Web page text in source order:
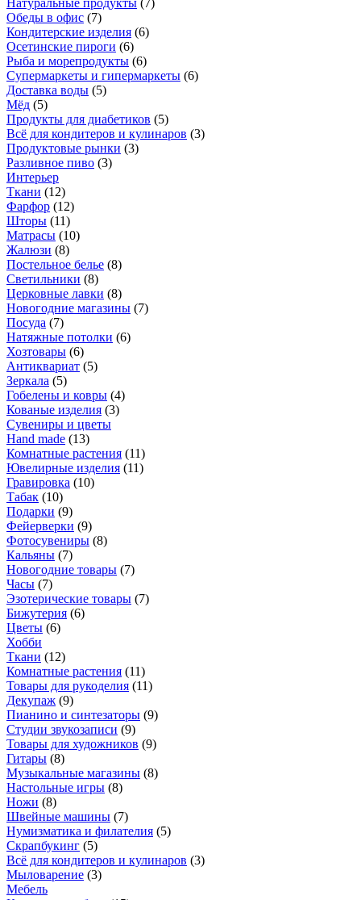
Натуральные продукты (7)
Обеды в офис (7)
Кондитерские изделия (6)
Осетинские пироги (6)
Рыба и морепродукты (6)
Супермаркеты и гипермаркеты (6)
Доставка воды (5)
Мёд (5)
Продукты для диабетиков (5)
Всё для кондитеров и кулинаров (3)
Продуктовые рынки (3)
Разливное пиво (3)
Интерьер
Ткани (12)
Фарфор (12)
Шторы (11)
Матрасы (10)
Жалюзи (8)
Постельное белье (8)
Светильники (8)
Церковные лавки (8)
Новогодние магазины (7)
Посуда (7)
Натяжные потолки (6)
Хозтовары (6)
Антиквариат (5)
Зеркала (5)
Гобелены и ковры (4)
Кованые изделия (3)
Сувениры и цветы
Hand made (13)
Комнатные растения (11)
Ювелирные изделия (11)
Гравировка (10)
Табак (10)
Подарки (9)
Фейерверки (9)
Фотосувениры (8)
Кальяны (7)
Новогодние товары (7)
Часы (7)
Эзотерические товары (7)
Бижутерия (6)
Цветы (6)
Хобби
Ткани (12)
Комнатные растения (11)
Товары для рукоделия (11)
Декупаж (9)
Пианино и синтезаторы (9)
Студии звукозаписи (9)
Товары для художников (9)
Гитары (8)
Музыкальные магазины (8)
Настольные игры (8)
Ножи (8)
Швейные машины (7)
Нумизматика и филателия (5)
Скрапбукинг (5)
Всё для кондитеров и кулинаров (3)
Мыловарение (3)
Мебель